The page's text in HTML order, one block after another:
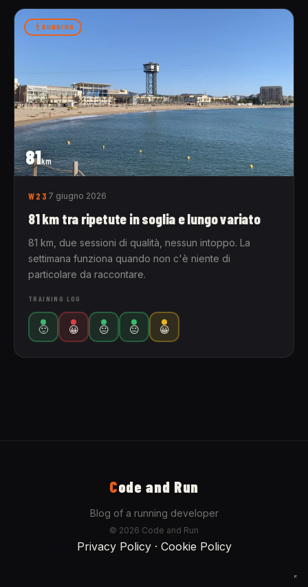
81km
RUNNING
W23 7 giugno 2026
81 km tra ripetute in soglia e lungo variato
81 km, due sessioni di qualità, nessun intoppo. La
settimana funziona quando non c'è niente di
particolare da raccontare.
TRAINING LOG
🙂 😀 😐 😐 😀
Code and Run
Blog of a running developer
© 2026 Code and Run
Privacy Policy· Cookie Policy